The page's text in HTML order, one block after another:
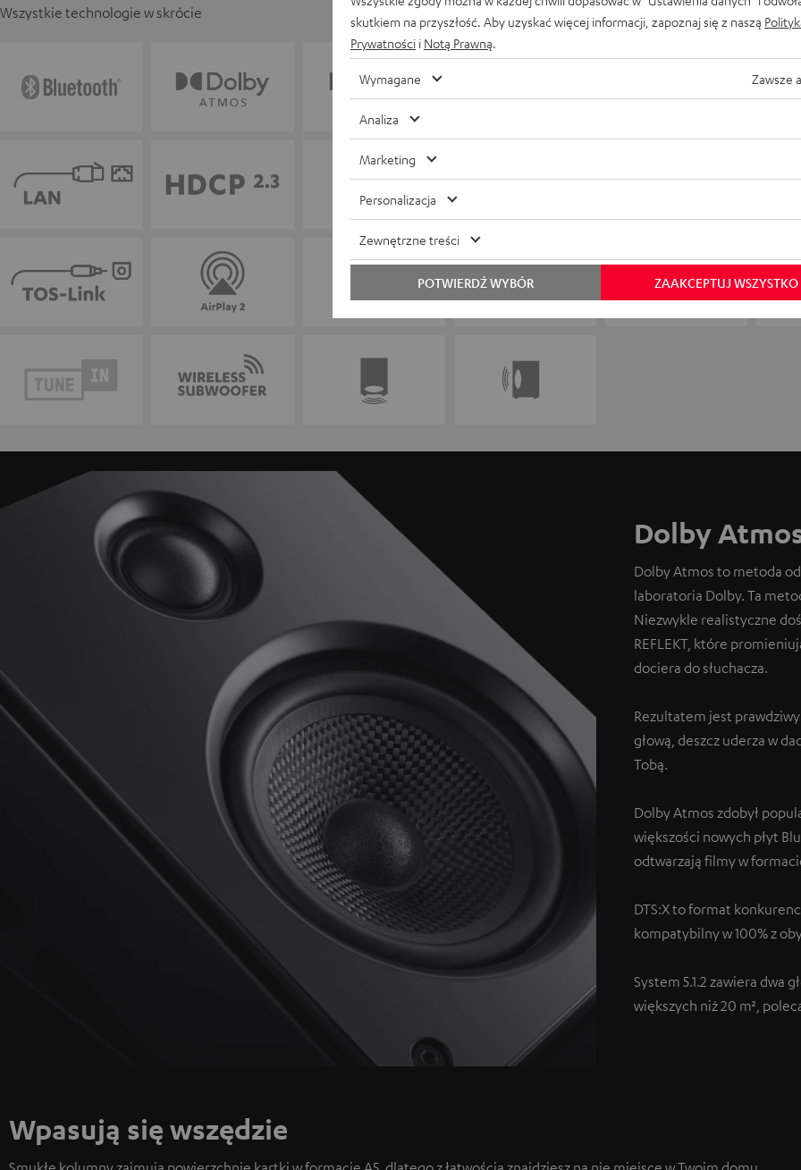
Wszystkie technologie w skrócie
Dolby
Dolby Atmos to metoda
laboratoria Dolby. Ta
Niezwykle realistyczne
REFLEKT, które
dociera do słuchacza.
Rezultatem jest prawdziwy
głową, deszcz uderza w
Tobą.
Dolby Atmos zdobył
większości nowych płyt
odtwarzają filmy w
DTS:X to format
kompatybilny w 100% z
System 5.1.2 zawiera dwa
większych niż 20 m²,
Wpasują się wszędzie
skutkiem na przyszłość. Aby uzyskać więcej informacji, zapoznaj się z naszą
Prywatności i Notą Prawną
Wymagane Zawsze
Analiza
Marketing
Personalizacja
Zewnętrzne treści
ZAAKCEPTUJ WSZYSTKO
POTWIERDŹ WYBÓR